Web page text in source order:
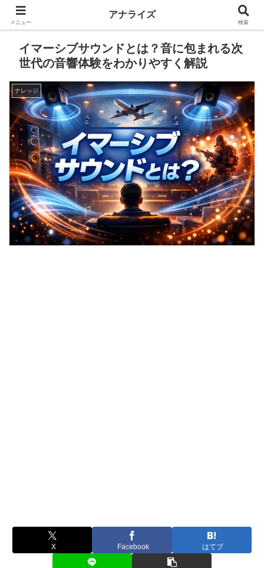
イマーシブサウンドとは？音に包まれる次
世代の音響体験をわかりやすく解説
ナレッジ
X Facebook はてブ
メニュー
アナライズ
検索